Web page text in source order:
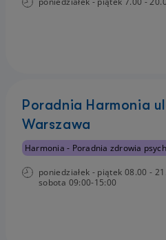
Poradnia Harmonia
Warszawa
Harmonia - Poradnia zdrowia
poniedziałek - piątek 08.00 -
sobota 09:00-15:00